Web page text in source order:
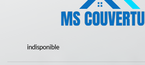
indisponible